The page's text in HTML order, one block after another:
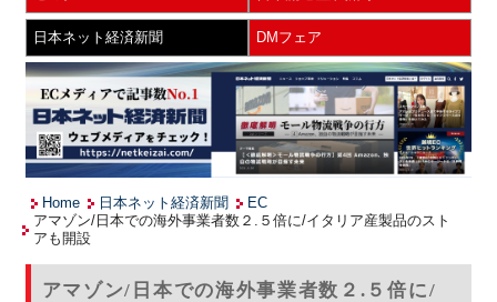
日本ネット経済新聞 DMフェア
Home 日本ネット経済新聞
EC
アマゾン/日本での海外事業者数２.５倍に/イタリア産製品のスト
アも開設
アマゾン/日本での海外事業者数２.５倍に/